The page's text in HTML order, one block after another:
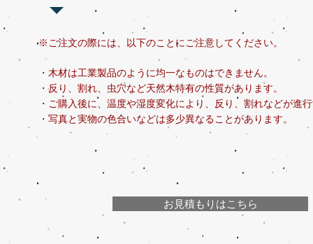
※ご注文の際には、以下のことにご注意してください。
・木材は工業製品のように均一なものはできません。
・反り、割れ、虫穴など天然木特有の性質があります。
・ご購入後に、温度や湿度変化により、反り、割れなどが進
​・写真と実物の色合いなどは多少異なることがあります。
お見積もりはこちら